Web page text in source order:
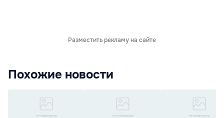
Разместить рекламу на сайте
Похожие новости